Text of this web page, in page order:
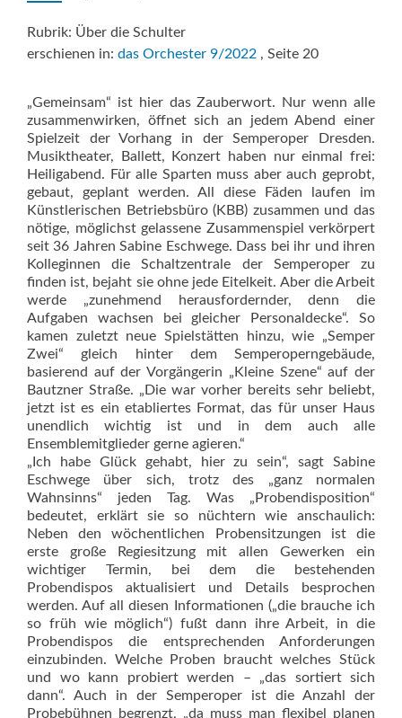
Rubrik: Über die Schulter
erschienen in: das Orchester 9/2022 , Seite 20
„Gemeinsam“ ist hier das Zauberwort. Nur wenn alle
zusammenwirken, öffnet sich an jedem Abend einer
Spielzeit der Vorhang in der Semperoper Dresden.
Musiktheater, Ballett, Konzert haben nur einmal frei:
Heiligabend. Für alle Sparten muss aber auch geprobt,
gebaut, geplant werden. All diese Fäden laufen im
Künstlerischen Betriebsbüro (KBB) zusammen und das
nötige, möglichst gelassene Zusammenspiel verkörpert
seit 36 Jahren Sabine Eschwege. Dass bei ihr und ihren
Kolleginnen die Schaltzentrale der Semperoper zu
finden ist, bejaht sie ohne jede Eitelkeit. Aber die Arbeit
werde „zunehmend herausfordernder, denn die
Aufgaben wachsen bei gleicher Personaldecke“. So
kamen zuletzt neue Spielstätten hinzu, wie „Semper
Zwei“ gleich hinter dem Semperoperngebäude,
basierend auf der Vorgängerin „Kleine Szene“ auf der
Bautzner Straße. „Die war vorher bereits sehr beliebt,
jetzt ist es ein etabliertes Format, das für unser Haus
unendlich wichtig ist und in dem auch alle
Ensemblemitglieder gerne agieren.“
„Ich habe Glück gehabt, hier zu sein“, sagt Sabine
Eschwege über sich, trotz des „ganz normalen
Wahnsinns“ jeden Tag. Was „Probendisposition“
bedeutet, erklärt sie so nüchtern wie anschaulich:
Neben den wöchentlichen Probensitzungen ist die
erste große Regiesitzung mit allen Gewerken ein
wichtiger Termin, bei dem die bestehenden
Probendispos aktualisiert und Details besprochen
werden. Auf all diesen Informationen („die brauche ich
so früh wie möglich“) fußt dann ihre Arbeit, in die
Probendispos die entsprechenden Anforderungen
einzubinden. Welche Proben braucht welches Stück
und wo kann probiert werden – „das sortiert sich
dann“. Auch in der Semperoper ist die Anzahl der
Probebühnen begrenzt, „da muss man flexibel planen